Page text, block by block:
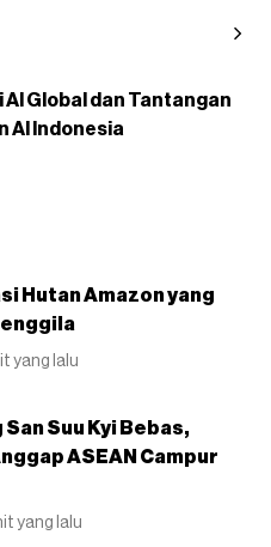
Global dan Tantangan
AI Indonesia
Hutan Amazon yang
yang lalu
San Suu Kyi Bebas,
ASEAN Campur
yang lalu